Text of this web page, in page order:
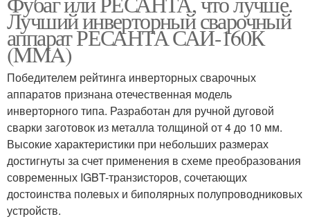
Лучший инверторный сварочный
аппарат РЕСАНТА САИ-160К
(MMA)
Победителем рейтинга инверторных сварочных
аппаратов признана отечественная модель
инверторного типа. Разработан для ручной дуговой
сварки заготовок из металла толщиной от 4 до 10 мм.
Высокие характеристики при небольших размерах
достигнуты за счет применения в схеме преобразования
современных IGBT-транзисторов, сочетающих
достоинства полевых и биполярных полупроводниковых
устройств.